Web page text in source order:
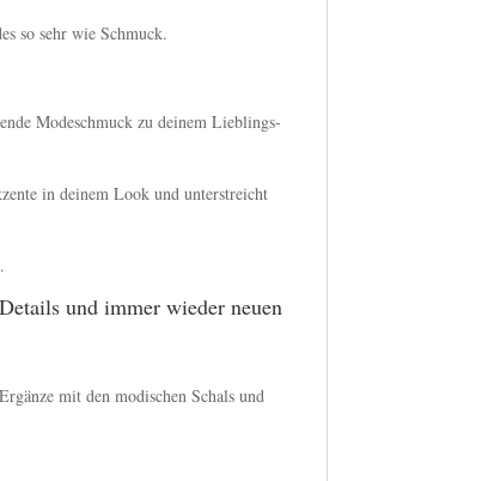
so sehr wie Schmuck.
Modeschmuck zu deinem Lieblings-
in deinem Look und unterstreicht
und immer wieder neuen
mit den modischen Schals und